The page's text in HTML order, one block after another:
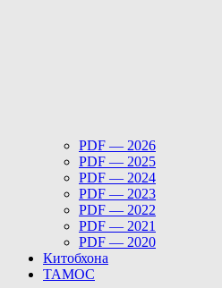
PDF — 2026
PDF — 2025
PDF — 2024
PDF — 2023
PDF — 2022
PDF — 2021
PDF — 2020
Китобхона
ТАМОС